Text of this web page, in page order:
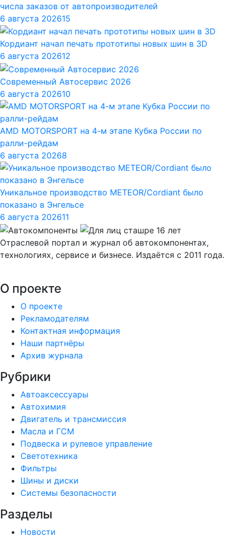
числа заказов от автопроизводителей
6 августа 202615
Кордиант начал печать прототипы новых шин в 3D
6 августа 202612
Современный Автосервис 2026
6 августа 202610
AMD MOTORSPORT на 4-м этапе Кубка России по
ралли-рейдам
6 августа 20268
Уникальное производство METEOR/Cordiant было
показано в Энгельсе
6 августа 202611
Отраслевой портал и журнал об автокомпонентах,
технологиях, сервисе и бизнесе. Издаётся с 2011 года.
О проекте
О проекте
Рекламодателям
Контактная информация
Наши партнёры
Архив журнала
Рубрики
Автоаксессуары
Автохимия
Двигатель и трансмиссия
Масла и ГСМ
Подвеска и рулевое управление
Светотехника
Фильтры
Шины и диски
Системы безопасности
Разделы
Новости